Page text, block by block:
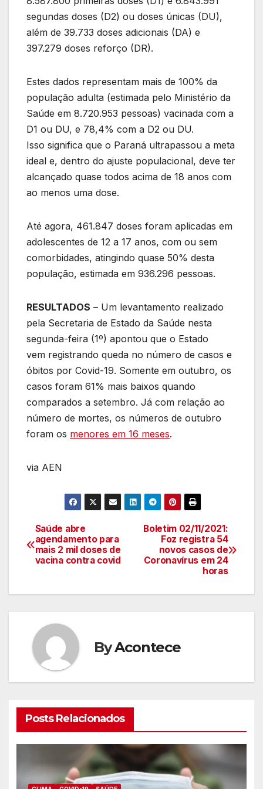
segundas doses (D2) ou doses únicas (DU),
além de 39.733 doses adicionais (DA) e
397.279 doses reforço (DR).
Estes dados representam mais de 100% da
população adulta (estimada pelo Ministério da
Saúde em 8.720.953 pessoas) vacinada com a
D1 ou DU, e 78,4% com a D2 ou DU.
Isso significa que o Paraná ultrapassou a meta
ideal e, dentro do ajuste populacional, deve ter
alcançado quase todos acima de 18 anos com
ao menos uma dose.
Até agora, 461.847 doses foram aplicadas em
adolescentes de 12 a 17 anos, com ou sem
comorbidades, atingindo quase 50% desta
população, estimada em 936.296 pessoas.
RESULTADOS – Um levantamento realizado
pela Secretaria de Estado da Saúde nesta
segunda-feira (1º) apontou que o Estado
vem registrando queda no número de casos e
óbitos por Covid-19. Somente em outubro, os
casos foram 61% mais baixos quando
comparados a setembro. Já com relação ao
número de mortes, os números de outubro
foram os menores em 16 meses.
via AEN
Navegação
de
Boletim 02/11/2021:
Foz registra 54
novos casos de
Coronavírus em 24
horas
Saúde abre
agendamento para
mais 2 mil doses de
vacina contra covid
ByAcontece
Posts Relacionados